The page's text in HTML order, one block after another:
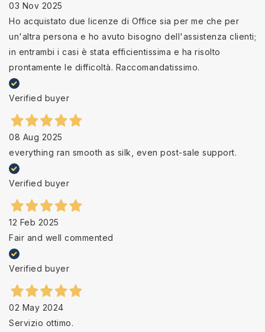
03 Nov 2025
Ho acquistato due licenze di Office sia per me che per
un'altra persona e ho avuto bisogno dell'assistenza clienti;
in entrambi i casi è stata efficientissima e ha risolto
prontamente le difficoltà. Raccomandatissimo.
Verified buyer
08 Aug 2025
everything ran smooth as silk, even post-sale support.
Verified buyer
12 Feb 2025
Fair and well commented
Verified buyer
02 May 2024
Servizio ottimo.